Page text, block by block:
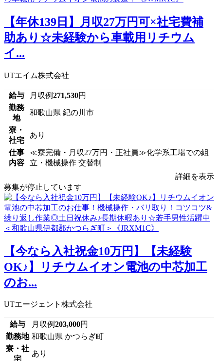
【年休139日】月収27万円可×社宅費補
助あり☆未経験から車載用リチウム
イ...
UTエイム株式会社
給与 月収例271,530円
勤務
地
和歌山県 紀の川市
寮・
社宅
あり
仕事
内容
≪寮完備・月収27万円・正社員≫化学系工場での組
立・機械操作 交替制
詳細を表示
募集が停止しています
【今なら入社祝金10万円】【未経験
OK♪】リチウムイオン電池の中芯加工
のお...
UTエージェント株式会社
給与 月収例203,000円
勤務地 和歌山県 かつらぎ町
寮・社
宅
あり